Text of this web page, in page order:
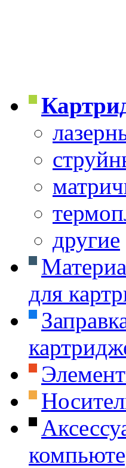
другие
для